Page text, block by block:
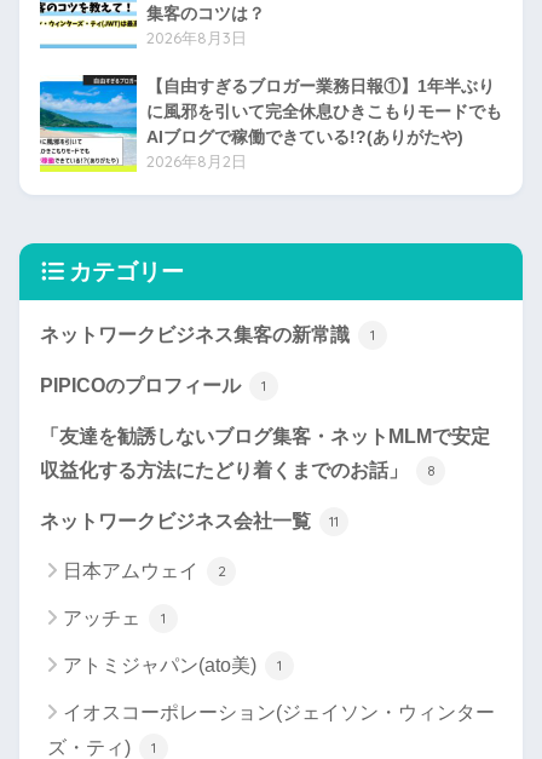
集客のコツは？
2026年8月3日
【自由すぎるブロガー業務日報①】1年半ぶり
に風邪を引いて完全休息ひきこもりモードでも
AIブログで稼働できている!?(ありがたや)
2026年8月2日
カテゴリー
ネットワークビジネス集客の新常識 1
PIPICOのプロフィール 1
「友達を勧誘しないブログ集客・ネットMLMで安定
収益化する方法にたどり着くまでのお話」
8
ネットワークビジネス会社一覧 11
日本アムウェイ 2
アッチェ 1
アトミジャパン(ato美) 1
イオスコーポレーション(ジェイソン・ウィンター
ズ・ティ)
1